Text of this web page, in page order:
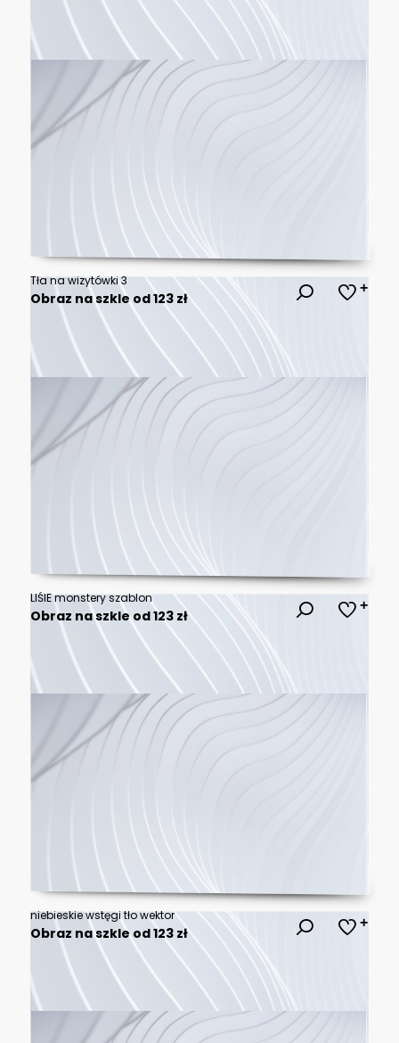
Tła na wizytówki 3
Obraz na szkle od 123 zł
LIŚIE monstery szablon
Obraz na szkle od 123 zł
niebieskie wstęgi tło wektor
Obraz na szkle od 123 zł